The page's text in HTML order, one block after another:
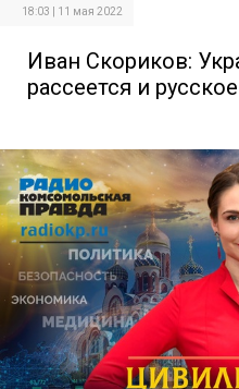
18:03 | 11 мая 2022
Иван Скориков:
рассеется и